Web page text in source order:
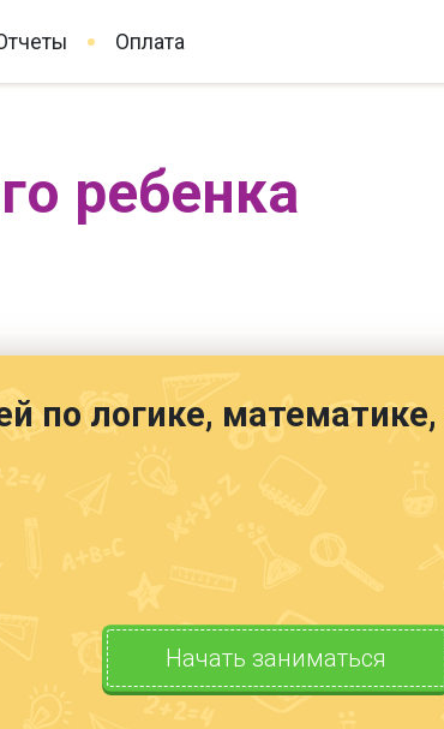
Оплата
ребенка
по логике,
Начать заниматься